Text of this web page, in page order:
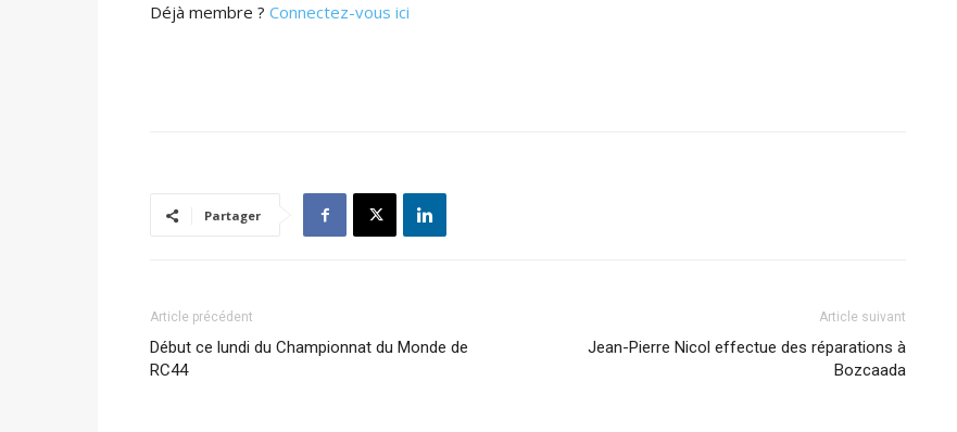
Déjà membre ? Connectez-vous ici
Partager
Article précédent
Début ce lundi du Championnat du Monde de
RC44
Article suivant
Jean-Pierre Nicol effectue des réparations à
Bozcaada